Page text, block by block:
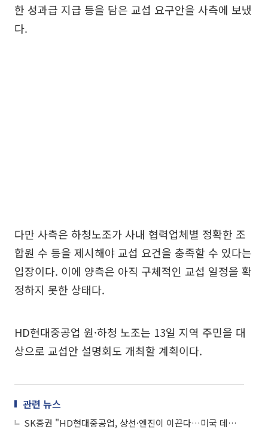
한 성과급 지급 등을 담은 교섭 요구안을 사측에 보냈
다.
다만 사측은 하청노조가 사내 협력업체별 정확한 조
합원 수 등을 제시해야 교섭 요건을 충족할 수 있다는
입장이다. 이에 양측은 아직 구체적인 교섭 일정을 확
정하지 못한 상태다.
HD현대중공업 원·하청 노조는 13일 지역 주민을 대
상으로 교섭안 설명회도 개최할 계획이다.
관련 뉴스
SK증권 "HD현대중공업, 상선·엔진이 이끈다…미국 데이터센터 모멘텀도 주목"